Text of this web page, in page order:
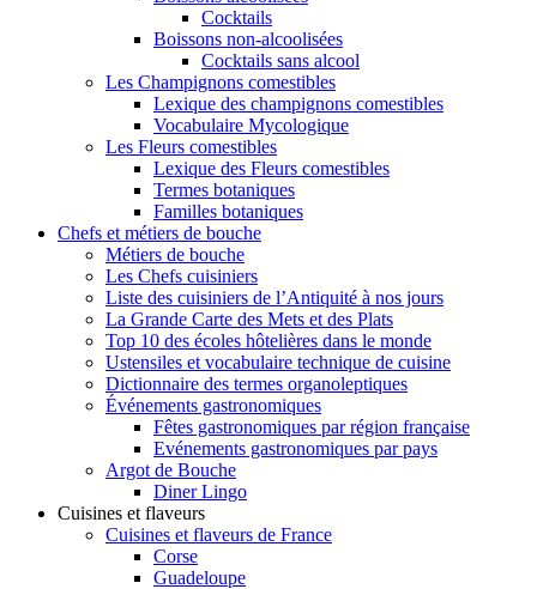
Cocktails
Boissons non-alcoolisées
Cocktails sans alcool
Les Champignons comestibles
Lexique des champignons comestibles
Vocabulaire Mycologique
Les Fleurs comestibles
Lexique des Fleurs comestibles
Termes botaniques
Familles botaniques
Chefs et métiers de bouche
Métiers de bouche
Les Chefs cuisiniers
Liste des cuisiniers de l’Antiquité à nos jours
La Grande Carte des Mets et des Plats
Top 10 des écoles hôtelières dans le monde
Ustensiles et vocabulaire technique de cuisine
Dictionnaire des termes organoleptiques
Événements gastronomiques
Fêtes gastronomiques par région française
Evénements gastronomiques par pays
Argot de Bouche
Diner Lingo
Cuisines et flaveurs
Cuisines et flaveurs de France
Corse
Guadeloupe